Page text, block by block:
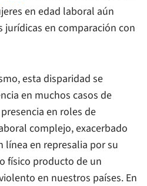
en edad laboral aún
en comparación con
esta disparidad se
en muchos casos de
en roles de
complejo, exacerbado
línea en represalia por su
físico producto de un
en nuestros países. En